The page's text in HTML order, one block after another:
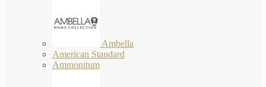
Ambella
American Standard
Ammonitum